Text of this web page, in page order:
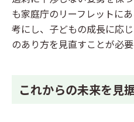
も家庭庁のリーフレットに
考にし、子どもの成長に応
のあり方を見直すことが必要
これからの未来を見